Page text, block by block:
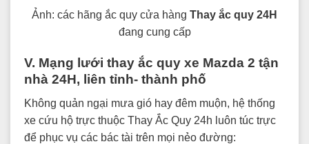
Ảnh: các hãng ắc quy cửa hàng Thay ắc quy 24H
đang cung cấp
V. Mạng lưới thay ắc quy xe Mazda 2 tận
nhà 24H, liên tỉnh- thành phố
Không quản ngại mưa gió hay đêm muộn, hệ thống
xe cứu hộ trực thuộc Thay Ắc Quy 24h luôn túc trực
để phục vụ các bác tài trên mọi nẻo đường: